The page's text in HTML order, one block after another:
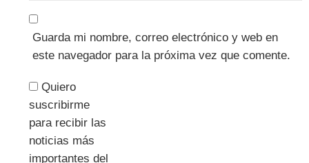
Guarda mi nombre, correo electrónico y web en
este navegador para la próxima vez que comente.
Quiero
suscribirme
para recibir las
noticias más
importantes del